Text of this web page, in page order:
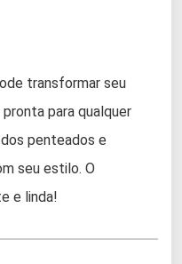
transformar seu
para qualquer
penteados e
seu estilo. O
e linda!